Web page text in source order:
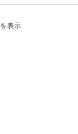
表示